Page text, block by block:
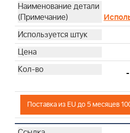
-
Поставка из EU до 5 месяцев